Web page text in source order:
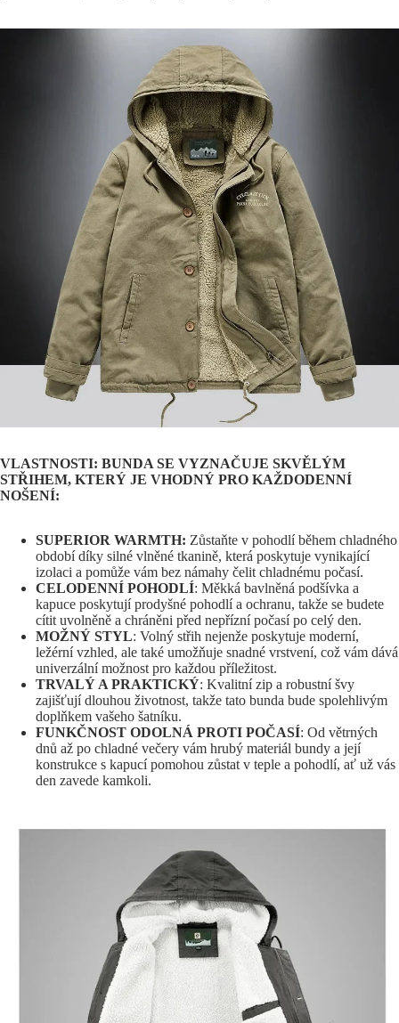
VLASTNOSTI: BUNDA SE VYZNAČUJE SKVĚLÝM
STŘIHEM, KTERÝ JE VHODNÝ PRO KAŽDODENNÍ
NOŠENÍ:
SUPERIOR WARMTH: Zůstaňte v pohodlí během chladného
období díky silné vlněné tkanině, která poskytuje vynikající
izolaci a pomůže vám bez námahy čelit chladnému počasí.
CELODENNÍ POHODLÍ: Měkká bavlněná podšívka a
kapuce poskytují prodyšné pohodlí a ochranu, takže se budete
cítit uvolněně a chráněni před nepřízní počasí po celý den.
MOŽNÝ STYL: Volný střih nejenže poskytuje moderní,
ležérní vzhled, ale také umožňuje snadné vrstvení, což vám dává
univerzální možnost pro každou příležitost.
TRVALÝ A PRAKTICKÝ: Kvalitní zip a robustní švy
zajišťují dlouhou životnost, takže tato bunda bude spolehlivým
doplňkem vašeho šatníku.
FUNKČNOST ODOLNÁ PROTI POČASÍ: Od větrných
dnů až po chladné večery vám hrubý materiál bundy a její
konstrukce s kapucí pomohou zůstat v teple a pohodlí, ať už vás
den zavede kamkoli.